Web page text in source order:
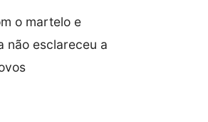
o martelo e
não esclareceu a